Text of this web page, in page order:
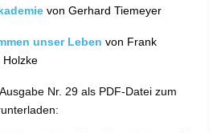
von Gerhard Tiemeyer
unser Leben von Frank
Holzke
Nr. 29 als PDF-Datei zum